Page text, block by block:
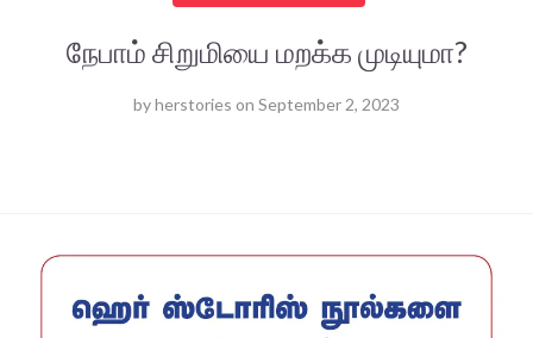
நேபாம் சிறுமியை மறக்க முடியுமா?
byherstories on September 2, 2023